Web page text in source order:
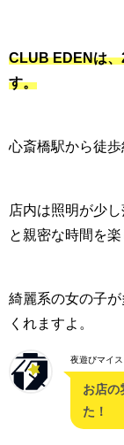
CLUB EDENは、
す。
心斎橋駅から徒歩
店内は照明が少
と親密な時間を楽
綺麗系の女の子
くれますよ。
夜遊びマイス
お店の
た！